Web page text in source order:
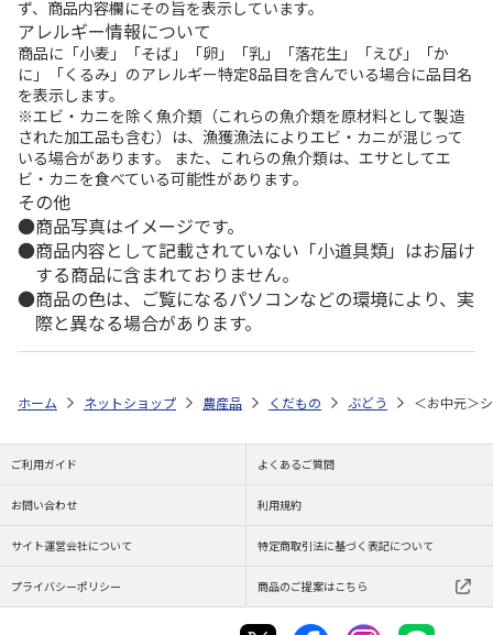
ず、商品内容欄にその旨を表示しています。
アレルギー情報について
商品に「小麦」「そば」「卵」「乳」「落花生」「えび」「か
に」「くるみ」のアレルギー特定8品目を含んでいる場合に品目名
を表示します。
※エビ・カニを除く魚介類（これらの魚介類を原材料として製造
された加工品も含む）は、漁獲漁法によりエビ・カニが混じって
いる場合があります。 また、これらの魚介類は、エサとしてエ
ビ・カニを食べている可能性があります。
その他
商品写真はイメージです。
商品内容として記載されていない「小道具類」はお届け
する商品に含まれておりません。
商品の色は、ご覧になるパソコンなどの環境により、実
際と異なる場合があります。
ホーム ネットショップ 農産品 くだもの ぶどう ＜お中元＞
ご利用ガイド よくあるご質問
お問い合わせ 利用規約
サイト運営会社について 特定商取引法に基づく表記について
プライバシーポリシー 商品のご提案はこちら